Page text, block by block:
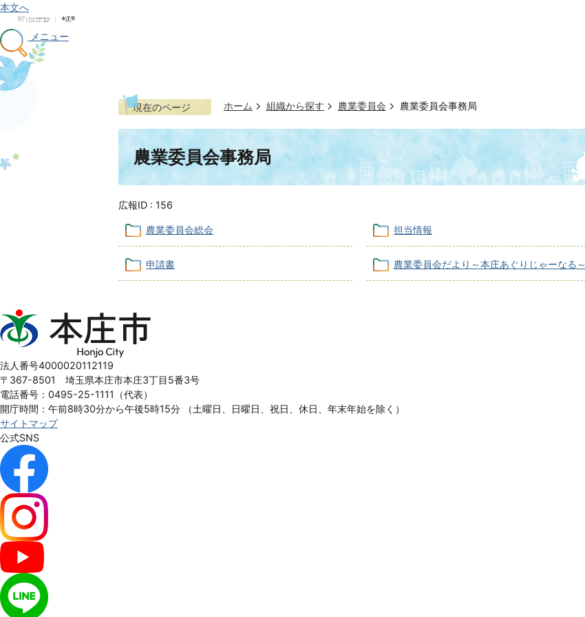
本文へ
メニュー
現在のページ ホーム 組織から探す 農業委員会 農業委員会事務局
農業委員会事務局
広報ID : 156
農業委員会総会 担当情報
申請書 農業委員会だより～本庄あぐりじゃーなる～
本
庄
Honjo
City
法人番号4000020112119
〒367-8501 埼玉県本庄市本庄3丁目5番3号
電話番号：0495-25-1111（代表）
開庁時間：午前8時30分から午後5時15分
（土曜日、日曜日、祝日、休日、年末年始を除く）
サイトマップ
公式SNS